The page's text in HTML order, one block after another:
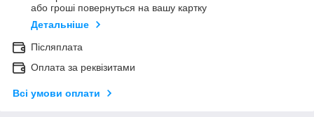
або гроші повернуться на вашу картку
Детальніше
Післяплата
Оплата за реквізитами
Всі умови оплати